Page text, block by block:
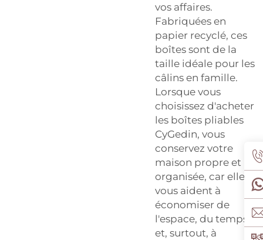
vos affaires.
Fabriquées en
papier recyclé, ces
boîtes sont de la
taille idéale pour les
câlins en famille.
Lorsque vous
choisissez d'acheter
les boîtes pliables
CyGedin, vous
conservez votre
maison propre et
organisée, car elles
vous aident à
économiser de
l'espace, du temps
et, surtout, à